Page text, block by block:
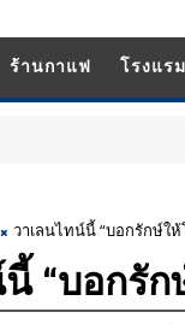
ร้านกาแฟ โรงแรม
วาเลนไทน์นี้ “บอกรักษ์ใ
“บอกรั